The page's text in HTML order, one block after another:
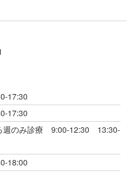
17:30
17:30
週のみ診療 9:00-12:30 13:30-
18:00